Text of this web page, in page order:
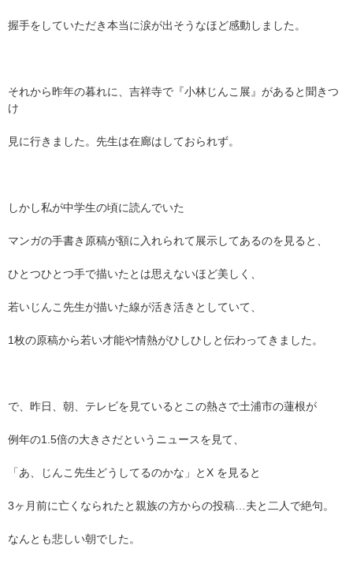
握手をしていただき本当に涙が出そうなほど感動しました。
それから昨年の暮れに、吉祥寺で『小林じんこ展』があると聞きつ
け
見に行きました。先生は在廊はしておられず。
しかし私が中学生の頃に読んでいた
マンガの手書き原稿が額に入れられて展示してあるのを見ると、
ひとつひとつ手で描いたとは思えないほど美しく、
若いじんこ先生が描いた線が活き活きとしていて、
1枚の原稿から若い才能や情熱がひしひしと伝わってきました。
で、昨日、朝、テレビを見ているとこの熱さで土浦市の蓮根が
例年の1.5倍の大きさだというニュースを見て、
「あ、じんこ先生どうしてるのかな」とX を見ると
3ヶ月前に亡くなられたと親族の方からの投稿…夫と二人で絶句。
なんとも悲しい朝でした。